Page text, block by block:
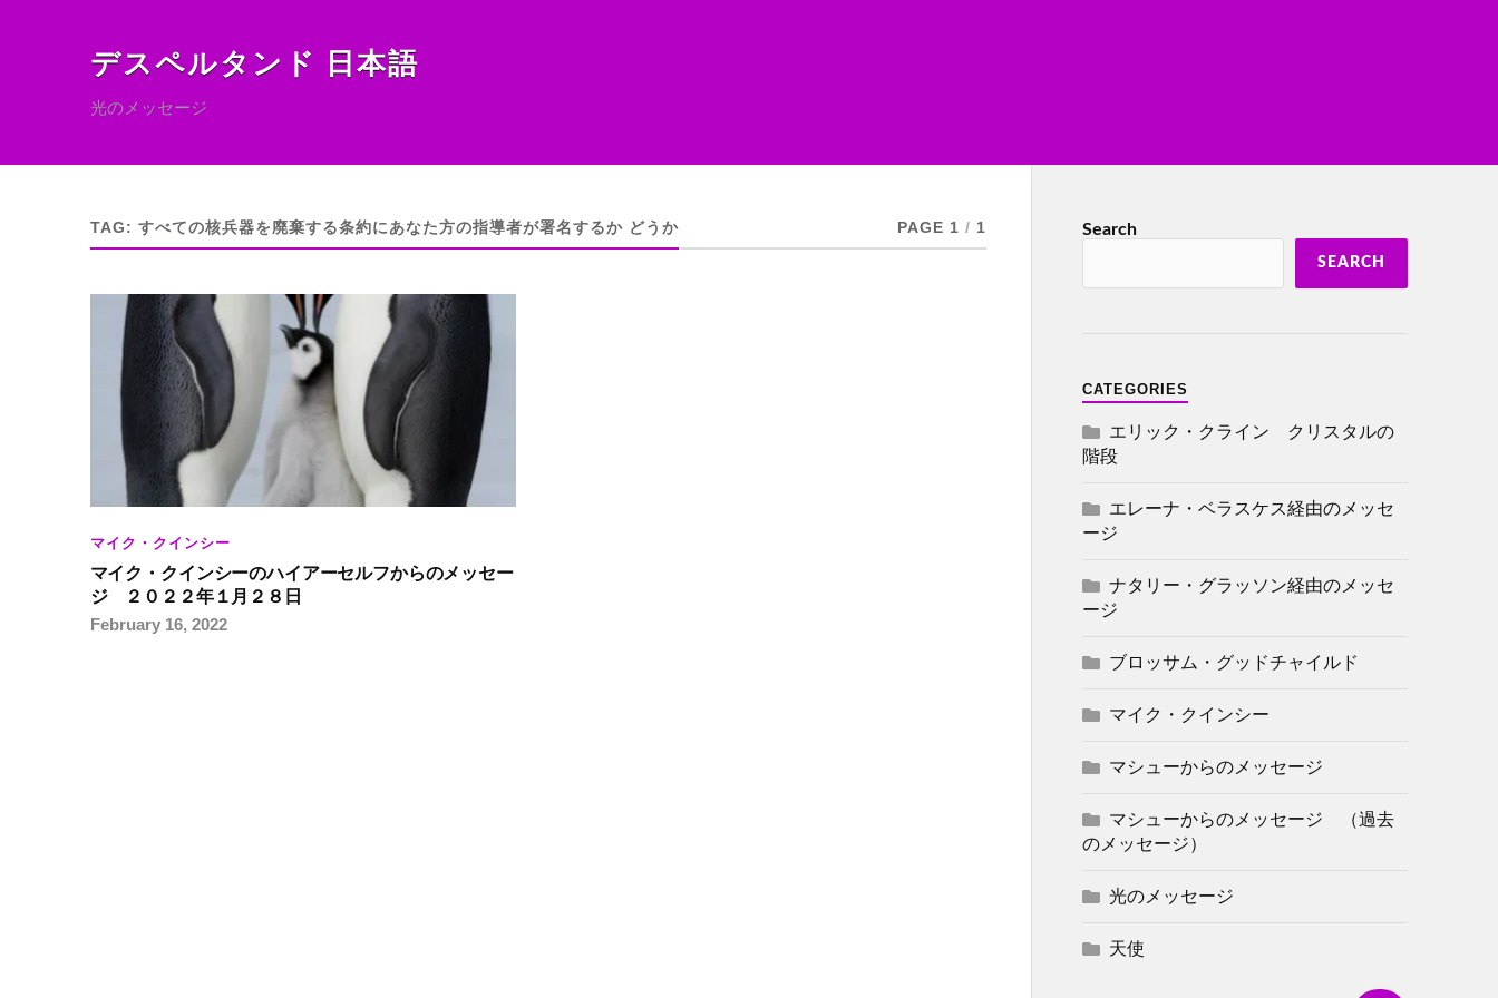
デスペルタンド 日本語
光のメッセージ
TAG: すべての核兵器を廃棄する条約にあなた方の指導者が署名するか どうか PAGE 1 / 1
マイク・クインシー
マイク・クインシーのハイアーセルフからのメッセー
ジ ２０２２年１月２８日
February 16, 2022
Search
SEARCH
CATEGORIES
エリック・クライン クリスタルの
階段
エレーナ・ベラスケス経由のメッセ
ージ
ナタリー・グラッソン経由のメッセ
ージ
ブロッサム・グッドチャイルド
マイク・クインシー
マシューからのメッセージ
マシューからのメッセージ （過去
のメッセージ）
光のメッセージ
天使